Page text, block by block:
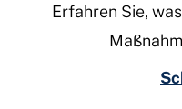
Erfahren Sie,